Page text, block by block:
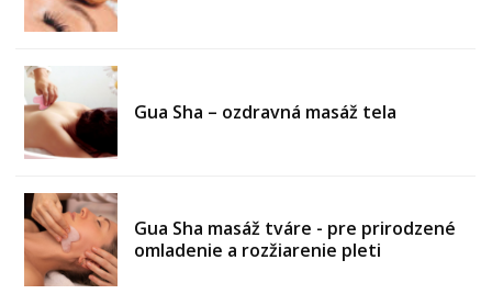
Gua Sha – ozdravná masáž tela
Gua Sha masáž tváre - pre prirodzené
omladenie a rozžiarenie pleti